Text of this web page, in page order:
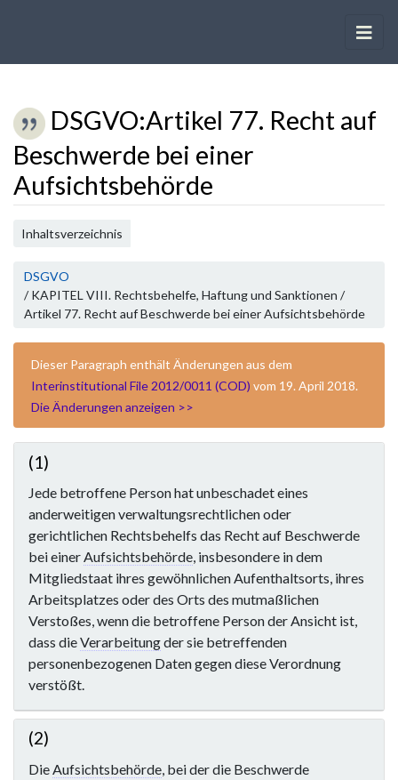
DSGVO:Artikel 77. Recht auf
Beschwerde bei einer
Aufsichtsbehörde
Wechseln zu:Navigation
Inhaltsverzeichnis
DSGVO
/ KAPITEL VIII. Rechtsbehelfe, Haftung und Sanktionen /
Artikel 77. Recht auf Beschwerde bei einer Aufsichtsbehörde
Dieser Paragraph enthält Änderungen aus dem
Interinstitutional File 2012/0011 (COD) vom 19. April 2018.
Die Änderungen anzeigen >>
(1)
Jede betroffene Person hat unbeschadet eines
anderweitigen verwaltungsrechtlichen oder
gerichtlichen Rechtsbehelfs das Recht auf Beschwerde
bei einerAufsichtsbehörde, insbesondere in dem
Mitgliedstaat ihres gewöhnlichen Aufenthaltsorts, ihres
Arbeitsplatzes oder des Orts des mutmaßlichen
Verstoßes, wenn die betroffene Person der Ansicht ist,
dass dieVerarbeitungder sie betreffenden
personenbezogenen Daten gegen diese Verordnung
verstößt.
(2)
Die Aufsichtsbehörde , bei der die Beschwerde